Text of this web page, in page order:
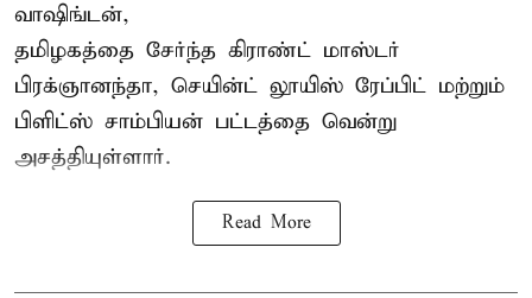
வாஷிங்டன்,
தமிழகத்தை சேர்ந்த கிராண்ட் மாஸ்டர்
பிரக்ஞானந்தா, செயின்ட் லூயிஸ் ரேப்பிட் மற்றும்
பிளிட்ஸ் சாம்பியன் பட்டத்தை வென்று
அசத்தியுள்ளார்.
Read More